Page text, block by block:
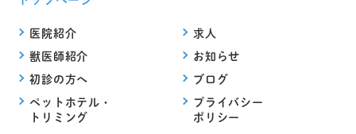
医院紹介
獣医師紹介
初診の方へ
ペットホテル・
トリミング
求人
お知らせ
ブログ
プライバシー
ポリシー